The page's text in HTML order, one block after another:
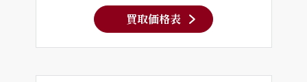
買取価格表